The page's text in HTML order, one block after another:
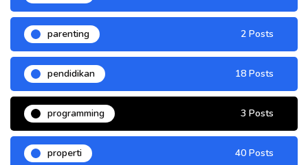
parenting 2 Posts
pendidikan 18 Posts
programming 3 Posts
properti 40 Posts